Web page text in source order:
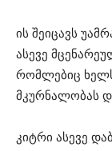
ის შეიცავს
ასევე
რომლებიც
მკურნალობას
კიტრი ასევე